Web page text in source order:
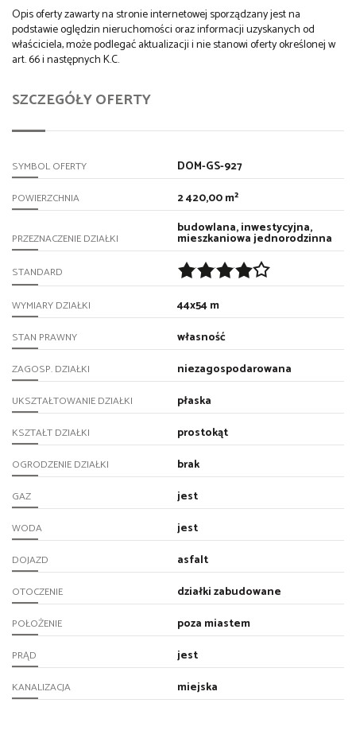
Opis oferty zawarty na stronie internetowej sporządzany jest na
podstawie oględzin nieruchomości oraz informacji uzyskanych od
właściciela, może podlegać aktualizacji i nie stanowi oferty określonej w
art. 66 i następnych K.C.
SZCZEGÓŁY OFERTY
SYMBOL OFERTY DOM-GS-927
POWIERZCHNIA 2 420,00 m²
PRZEZNACZENIE DZIAŁKI
budowlana, inwestycyjna,
mieszkaniowa jednorodzinna
STANDARD
WYMIARY DZIAŁKI 44x54 m
STAN PRAWNY własność
ZAGOSP. DZIAŁKI niezagospodarowana
UKSZTAŁTOWANIE DZIAŁKI płaska
KSZTAŁT DZIAŁKI prostokąt
OGRODZENIE DZIAŁKI brak
GAZ jest
WODA jest
DOJAZD asfalt
OTOCZENIE działki zabudowane
POŁOŻENIE poza miastem
PRĄD jest
KANALIZACJA miejska